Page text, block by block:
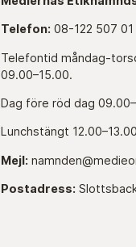
Telefon: 08-122 507 01
Telefontid måndag-
09.00–15.00.
Dag före röd dag
Lunchstängt
Mejl:
Postadress: